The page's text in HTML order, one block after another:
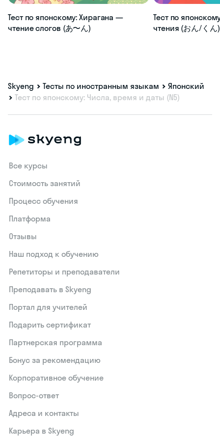
Тест по японскому: Хирагана —
чтение слогов (あ〜ん)
Тест по
чтения (おん/く
Skyeng Тесты по иностранным языкам
Японский
Тест по японскому: Числа, время и даты (N5)
Все курсы
Стоимость занятий
Процесс обучения
Платформа
Отзывы
Наш подход к обучению
Репетиторы и преподаватели
Преподавать в Skyeng
Портал для учителей
Подарить сертификат
Партнерская программа
Бонус за рекомендацию
Корпоративное обучение
Вопрос-ответ
Адреса и контакты
Карьера в Skyeng